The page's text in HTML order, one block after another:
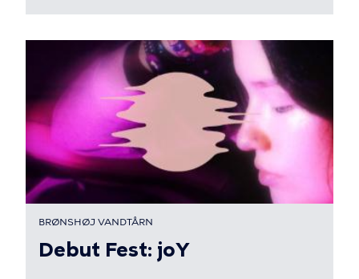
BRØNSHØJ VANDTÅRN
Debut Fest: joY